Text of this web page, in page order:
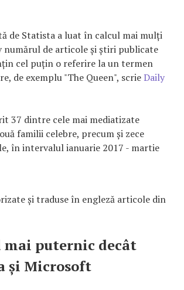
de Statista a luat în calcul mai mulți
numărul de articole și știri publicate
cel puțin o referire la un termen
de exemplu "The Queen", scrieDaily
37 dintre cele mai mediatizate
familii celebre, precum și zece
în intervalul ianuarie 2017 - martie
și traduse în engleză articole din
mai puternic decât
și Microsoft